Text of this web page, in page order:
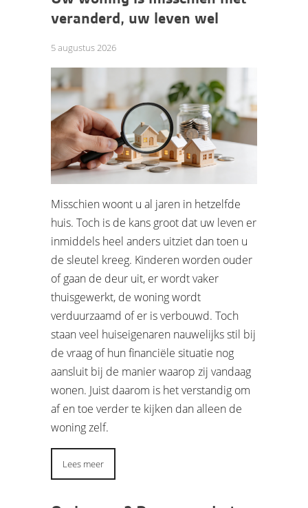
veranderd, uw leven wel
5 augustus 2026
Misschien woont u al jaren in hetzelfde
huis. Toch is de kans groot dat uw leven er
inmiddels heel anders uitziet dan toen u
de sleutel kreeg. Kinderen worden ouder
of gaan de deur uit, er wordt vaker
thuisgewerkt, de woning wordt
verduurzaamd of er is verbouwd. Toch
staan veel huiseigenaren nauwelijks stil bij
de vraag of hun financiële situatie nog
aansluit bij de manier waarop zij vandaag
wonen. Juist daarom is het verstandig om
af en toe verder te kijken dan alleen de
woning zelf.
Lees meer